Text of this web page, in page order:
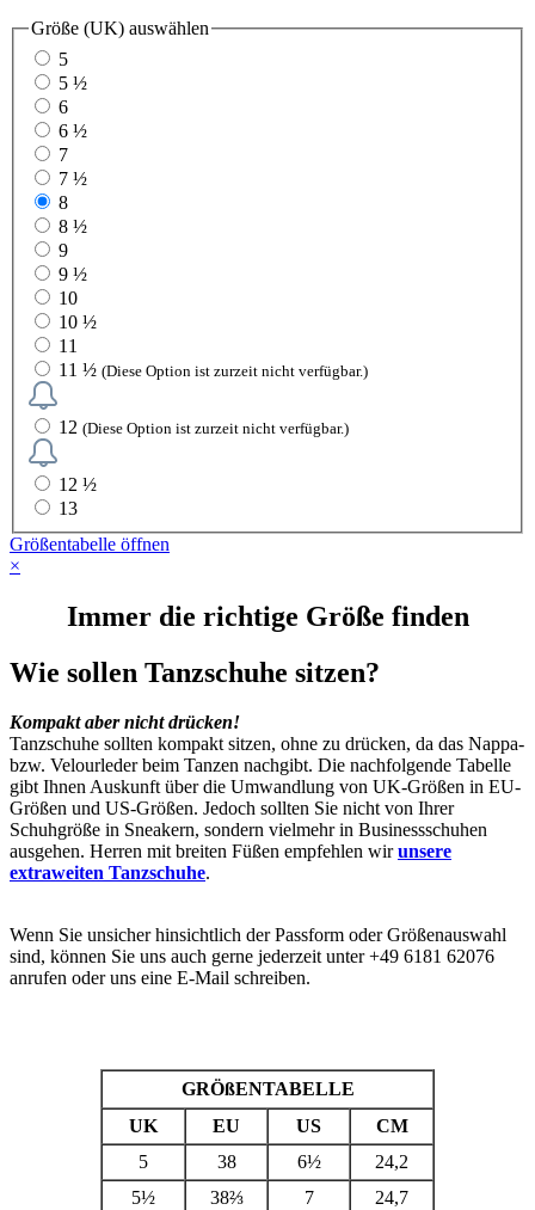
Größe (UK) auswählen
5
5 ½
6
6 ½
7
7 ½
8
8 ½
9
9 ½
10
10 ½
11
11 ½ (Diese Option ist zurzeit nicht verfügbar.)
12 (Diese Option ist zurzeit nicht verfügbar.)
12 ½
13
Größentabelle öffnen
×
Immer die richtige Größe finden
Wie sollen Tanzschuhe sitzen?
Kompakt aber nicht drücken!
Tanzschuhe sollten kompakt sitzen, ohne zu drücken, da das Nappa-
bzw. Velourleder beim Tanzen nachgibt. Die nachfolgende Tabelle
gibt Ihnen Auskunft über die Umwandlung von UK-Größen in EU-
Größen und US-Größen. Jedoch sollten Sie nicht von Ihrer
Schuhgröße in Sneakern, sondern vielmehr in Businessschuhen
ausgehen. Herren mit breiten Füßen empfehlen wirunsere
extraweiten Tanzschuhe.
Wenn Sie unsicher hinsichtlich der Passform oder Größenauswahl
sind, können Sie uns auch gerne jederzeit unter +49 6181 62076
anrufen oder uns eine E-Mail schreiben.
GRÖßENTABELLE
UK
EU US
CM
5
38 6½
24,2
5½
38⅔ 7
24,7